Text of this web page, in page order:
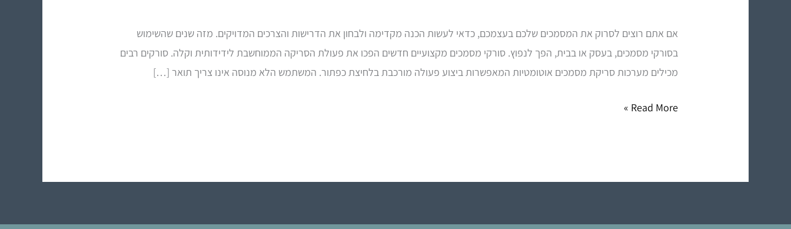
אם אתם רוצים לסרוק את המסמכים שלכם בעצמכם, כדאי לעשות הכנה מקדימה ולבחון את הדרישות והצרכים המדויקים. מזה שנים שהשימוש
בסורקי מסמכים, בעסק או בבית, הפך לנפוץ. סורקי מסמכים מקצועיים חדשים הפכו את פעולת הסריקה הממוחשבת לידידותית וקלה. סורקים רבים
מכילים מערכות סריקת מסמכים אוטומטיות המאפשרות ביצוע פעולה מורכבת בלחיצת כפתור. המשתמש הלא מנוסה אינו צריך תואר […]
Read More »